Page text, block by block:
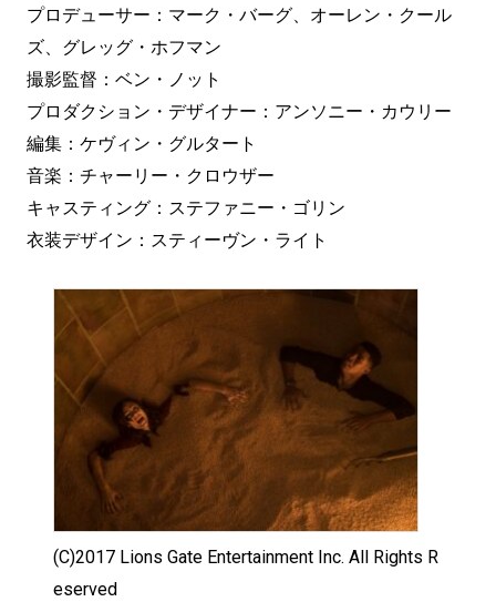
プロデューサー：マーク・バーグ、オーレン・クール
ズ、グレッグ・ホフマン
撮影監督：ベン・ノット
プロダクション・デザイナー：アンソニー・カウリー
編集：ケヴィン・グルタート
音楽：チャーリー・クロウザー
キャスティング：ステファニー・ゴリン
衣装デザイン：スティーヴン・ライト
(C)2017 Lions Gate Entertainment Inc. All Rights R
eserved